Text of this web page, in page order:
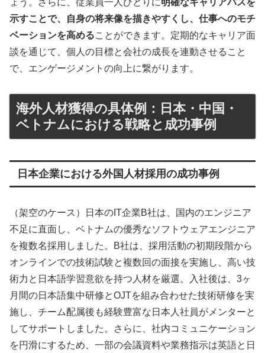
ょう。さらに、従業員一人ひとりに明確なキャリアパスを
示すことで、自身の将来像を描きやすくし、仕事へのモチ
ベーションを高めることができます。定期的なキャリア面
談を通じて、個人の目標と会社の成長を連動させること
で、エンゲージメントの向上に繋がります。
海外人材獲得の具体例：日本・中国・
ベトナムにおける戦略と成功事例
日本企業における外国人材採用の成功事例
（架空のケース）日本のIT企業B社は、国内のエンジニア
不足に直面し、ベトナムの優秀なソフトウェアエンジニア
を複数名採用しました。B社は、採用活動の初期段階から
オンラインでの技術試験と複数回の面接を実施し、高い技
術力と日本語学習意欲を持つ人材を厳選。入社後は、3ヶ
月間の日本語集中研修とOJTを組み合わせた技術研修を実
施し、チーム配属後も経験豊富な日本人社員がメンターと
してサポートしました。さらに、社内コミュニケーション
を円滑にするため、一部の会議資料や業務指示は英語と日